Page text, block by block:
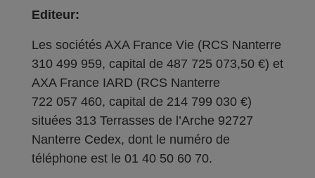
Editeur:
Les sociétés AXA France Vie (RCS Nanterre
310 499 959, capital de 487 725 073,50 €) et
AXA France IARD (RCS Nanterre
722 057 460, capital de 214 799 030 €)
situées 313 Terrasses de l’Arche 92727
Nanterre Cedex, dont le numéro de
téléphone est le 01 40 50 60 70.